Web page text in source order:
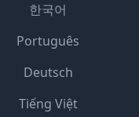
한국어
Português
Deutsch
Tiếng Việt